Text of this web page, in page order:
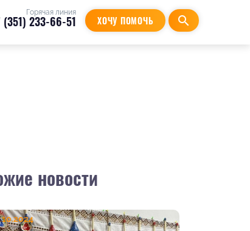
Горячая линия
(351) 233-66-51 ХОЧУ ПОМОЧЬ search
новости